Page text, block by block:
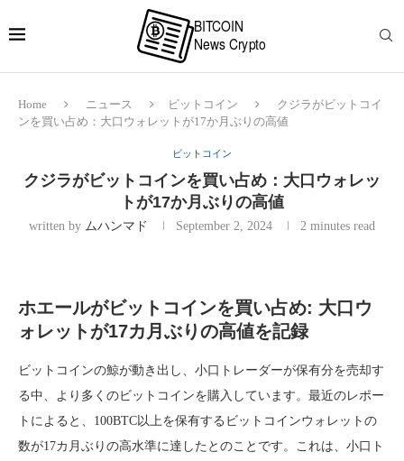
Home ニュース ビットコイン
クジラがビットコイ
ンを買い占め：大口ウォレットが17か月ぶりの高値
ビットコイン
クジラがビットコインを買い占め：大口ウォレッ
トが17か月ぶりの高値
written by ムハンマド September 2, 2024 2 minutes read
ホエールがビットコインを買い占め: 大口ウ
ォレットが17カ月ぶりの高値を記録
ビットコインの鯨が動き出し、小口トレーダーが保有分を売却す
る中、より多くのビットコインを購入しています。最近のレポー
トによると、100BTC以上を保有するビットコインウォレットの
数が17カ月ぶりの高水準に達したとのことです。これは、小口ト